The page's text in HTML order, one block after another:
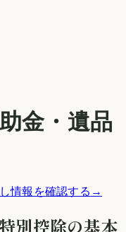
金・遺品
情報を確認する →
別控除の基本